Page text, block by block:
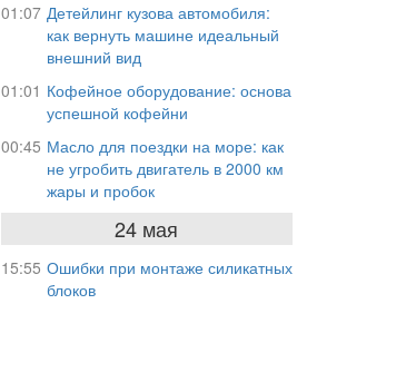
01:07 Детейлинг кузова автомобиля:
как вернуть машине идеальный
внешний вид
01:01 Кофейное оборудование: основа
успешной кофейни
00:45 Масло для поездки на море: как
не угробить двигатель в 2000 км
жары и пробок
24 мая
15:55 Ошибки при монтаже силикатных
блоков